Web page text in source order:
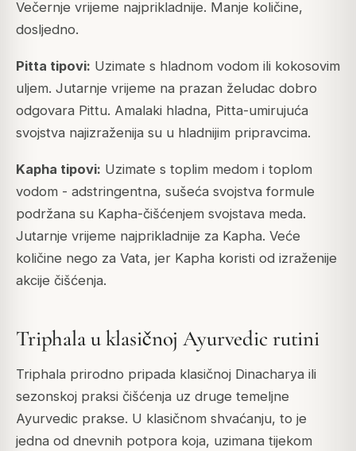
Večernje vrijeme najprikladnije. Manje količine,
dosljedno.
Pitta tipovi: Uzimate s hladnom vodom ili kokosovim
uljem. Jutarnje vrijeme na prazan želudac dobro
odgovara Pittu. Amalaki hladna, Pitta-umirujuća
svojstva najizraženija su u hladnijim pripravcima.
Kapha tipovi: Uzimate s toplim medom i toplom
vodom - adstringentna, sušeća svojstva formule
podržana su Kapha-čišćenjem svojstava meda.
Jutarnje vrijeme najprikladnije za Kapha. Veće
količine nego za Vata, jer Kapha koristi od izraženije
akcije čišćenja.
Triphala u klasičnoj Ayurvedic rutini
Triphala prirodno pripada klasičnoj Dinacharya ili
sezonskoj praksi čišćenja uz druge temeljne
Ayurvedic prakse. U klasičnom shvaćanju, to je
jedna od dnevnih potpora koja, uzimana tijekom